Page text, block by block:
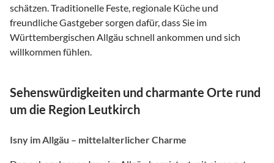
schätzen. Traditionelle Feste, regionale Küche und
freundliche Gastgeber sorgen dafür, dass Sie im
Württembergischen Allgäu schnell ankommen und sich
willkommen fühlen.
Sehenswürdigkeiten und charmante Orte rund
um die Region Leutkirch
Isny im Allgäu – mittelalterlicher Charme